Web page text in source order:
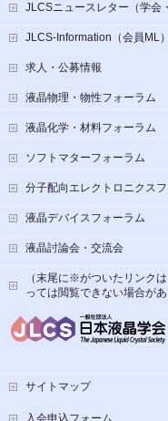
JLCSニュースレター（学会
JLCS-Information（会員ML）
求人・公募情報
液晶物理・物性フォーラム
液晶化学・材料フォーラム
ソフトマターフォーラム
分子配向エレクトロニクス
液晶デバイスフォーラム
液晶討論会・交流会
（末尾に※がついたリンク
っては閲覧できない場合があ
サイトマップ
入会申込フォーム